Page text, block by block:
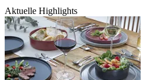
Aktuelle Highlights